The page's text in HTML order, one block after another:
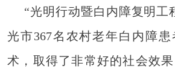
“光明行动暨白内障复明工
光市367名农村老年白内障
术，取得了非常好的社会效